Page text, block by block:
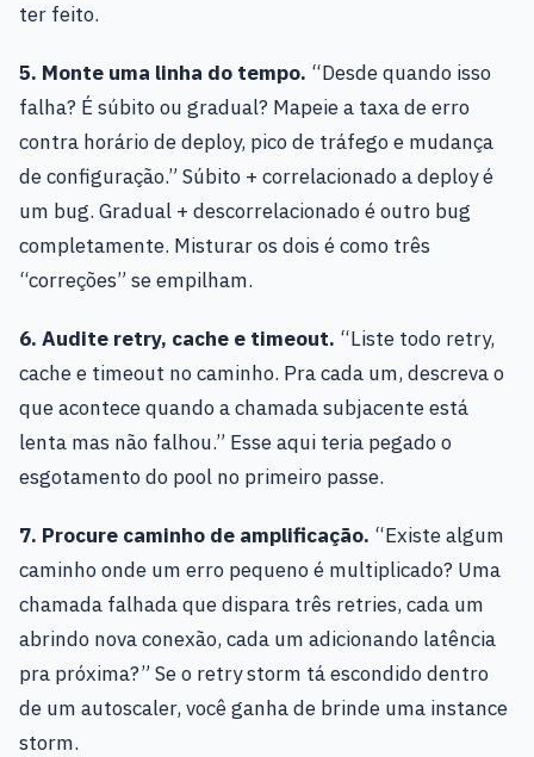
ter feito.
5. Monte uma linha do tempo. “Desde quando isso
falha? É súbito ou gradual? Mapeie a taxa de erro
contra horário de deploy, pico de tráfego e mudança
de configuração.” Súbito + correlacionado a deploy é
um bug. Gradual + descorrelacionado é outro bug
completamente. Misturar os dois é como três
“correções” se empilham.
6. Audite retry, cache e timeout. “Liste todo retry,
cache e timeout no caminho. Pra cada um, descreva o
que acontece quando a chamada subjacente está
lenta mas não falhou.” Esse aqui teria pegado o
esgotamento do pool no primeiro passe.
7. Procure caminho de amplificação. “Existe algum
caminho onde um erro pequeno é multiplicado? Uma
chamada falhada que dispara três retries, cada um
abrindo nova conexão, cada um adicionando latência
pra próxima?” Se o retry storm tá escondido dentro
de um autoscaler, você ganha de brinde uma instance
storm.